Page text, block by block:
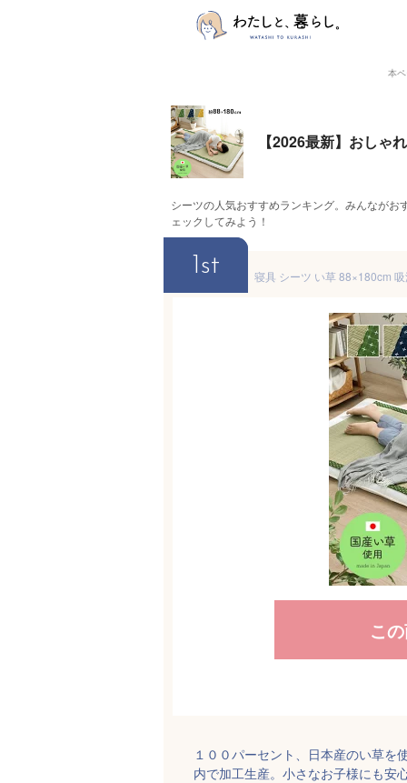
本
【2026最新】おしゃ
シーツの人気おすすめランキング。みんなが
ェックしてみよう！
1st
こ
１００パーセント、日本産のい草を
内で加工生産。小さなお子様にも安